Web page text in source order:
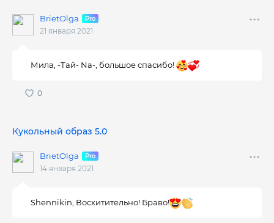
BrietOlga
21 января 2021
Мила, -Тай- Nа-, большое спасибо!
Кукольный образ 5.0
BrietOlga
14 января 2021
Shennikin, Восхитительно! Браво!